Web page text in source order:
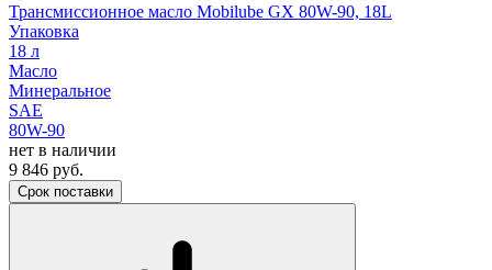
Трансмиссионное масло Mobilube GX 80W-90, 18L
Упаковка
18 л
Масло
Минеральное
SAE
80W-90
нет в наличии
9 846 руб.
Срок поставки